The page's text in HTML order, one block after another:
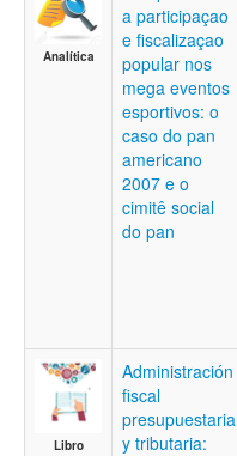
Analítica
a participaçao
e fiscalizaçao
popular nos
mega eventos
esportivos: o
caso do pan
americano
2007 e o
cimitê social
do pan
Libro
Administración
fiscal
presupuestaria
y tributaria: